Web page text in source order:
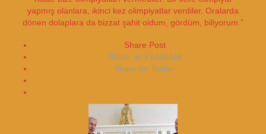
yapmış olanlara, ikinci kez olimpiyatlar verdiler. Oralarda
dönen dolaplara da bizzat şahit oldum, gördüm, biliyorum.”
Share Post
Share on Facebook
Share on Twitter